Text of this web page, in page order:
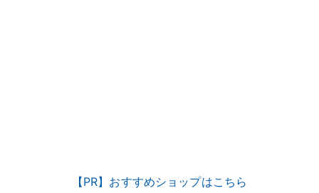
【PR】おすすめショップはこちら